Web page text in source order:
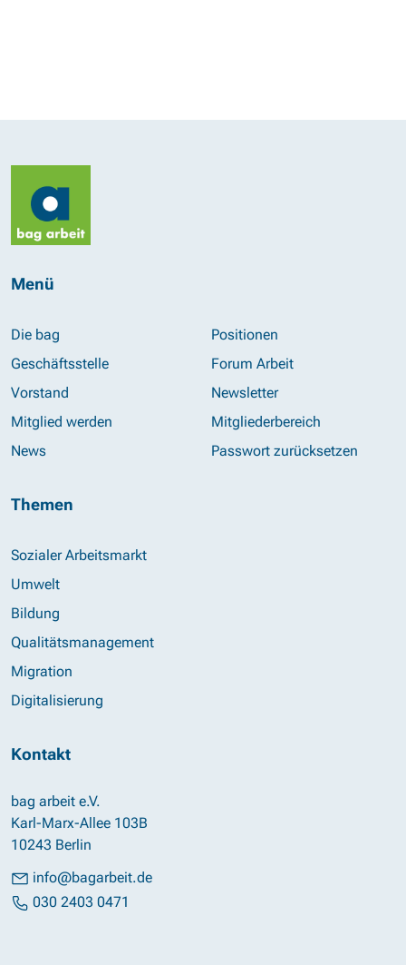
Menü
Die bag
Geschäftsstelle
Vorstand
Mitglied werden
News
Positionen
Forum Arbeit
Newsletter
Mitgliederbereich
Passwort zurücksetzen
Themen
Sozialer Arbeitsmarkt
Umwelt
Bildung
Qualitätsmanagement
Migration
Digitalisierung
Kontakt
bag arbeit e.V.
Karl-Marx-Allee 103B
10243 Berlin
info@bagarbeit.de
030 2403 0471